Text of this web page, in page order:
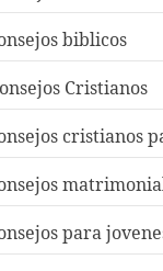
biblicos
Cristianos
cristianos
para